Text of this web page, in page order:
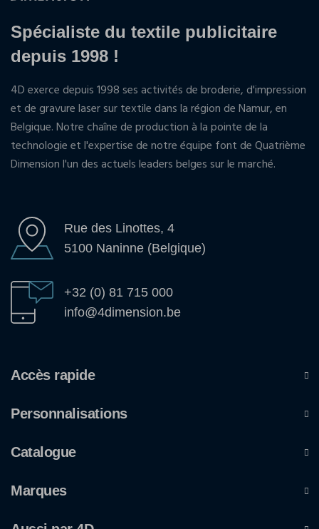
Spécialiste du textile publicitaire
depuis 1998 !
4D exerce depuis 1998 ses activités de broderie, d'impression
et de gravure laser sur textile dans la région de Namur, en
Belgique. Notre chaîne de production à la pointe de la
technologie et l'expertise de notre équipe font de Quatrième
Dimension l'un des actuels leaders belges sur le marché.
Rue des Linottes, 4
5100 Naninne (Belgique)
+32 (0) 81 715 000
info@4dimension.be
Accès rapide
Personnalisations
Catalogue
Marques